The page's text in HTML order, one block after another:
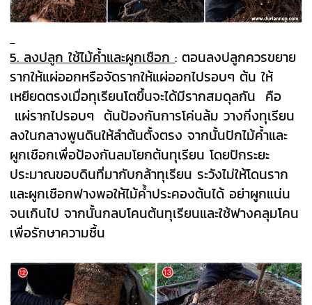
5. ลงปลูก ใช้ไม้ค้ำและผูกเชือก: ตอนลงปลูกควรขยาย
รากให้แผ่ออกหรือจัดรากให้แผ่ออกไปรอบๆ ต้น ให้
เหยียดตรงเมื่อทุเรียนโตขึ้นจะได้มีรากสมดุลกัน คือ
แผ่รากไปรอบๆ ต้นป้องกันการโค่นล้ม วางกิ่งทุเรียน
ลงในกลางพูนดินให้ลำต้นตั้งตรง จากนั้นปักไม้ค้ำและ
ผูกเชือกเพื่อป้องกันลมโยกต้นทุเรียน โดยปักระยะ
ประมาณขอบดินที่มากับกล้าทุเรียน ระวังไม่ให้โดนราก
และผูกเชือกฟางพอให้ไม้ค้ำประคองต้นได้ อย่าผูกแน่น
จนเกินไป จากนั้นกลบโคนต้นทุเรียนและใช้ฟางคลุมโคน
เพื่อรักษาความชื้น